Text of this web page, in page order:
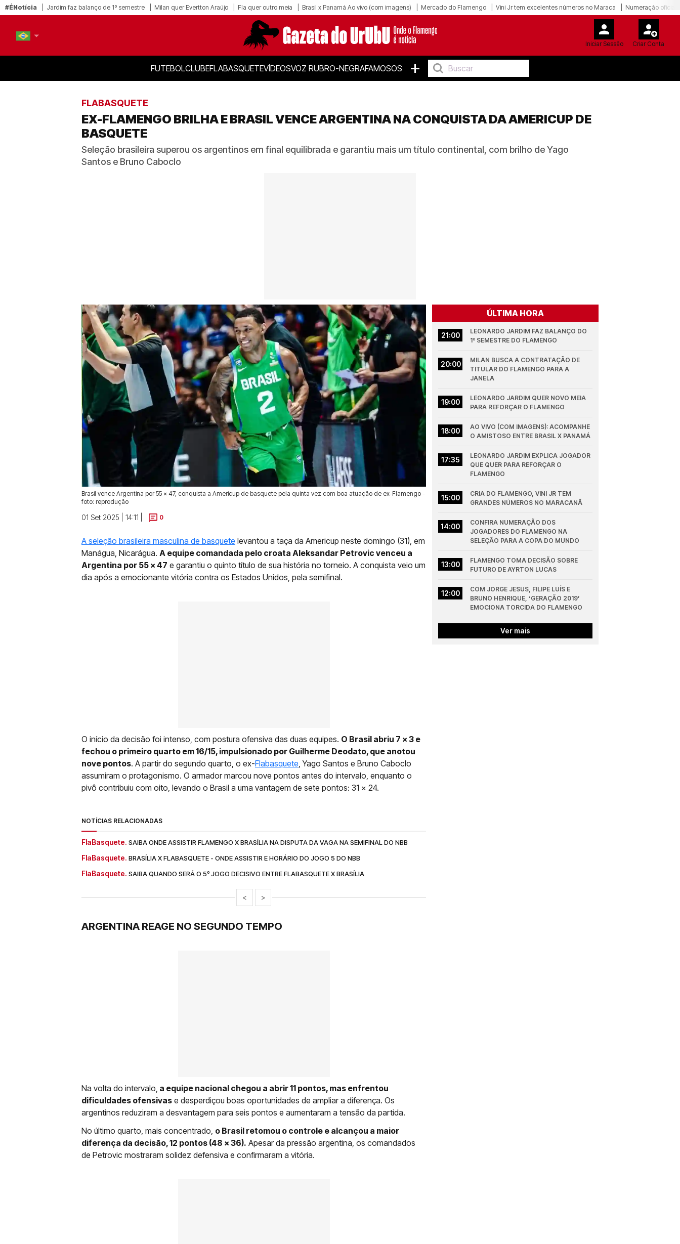
#ÉNotícia Jardim faz balanço de 1º semestre Milan quer Evertton Araújo Fla quer outro meia Brasil x Panamá Ao vivo (com imagens) Mercado do Flamengo Vini Jr tem excelentes números no Maraca Numeração oficial
Iniciar Sessão Criar Conta
FUTEBOLCLUBEFLABASQUETEVÍDEOSVOZ RUBRO-NEGRAFAMOSOS +
FLABASQUETE
EX-FLAMENGO BRILHA E BRASIL VENCE ARGENTINA NA CONQUISTA DA AMERICUP DE
BASQUETE
Seleção brasileira superou os argentinos em final equilibrada e garantiu mais um título continental, com brilho de Yago
Santos e Bruno Caboclo
Brasil vence Argentina por 55 x 47, conquista a Americup de basquete pela quinta vez com boa atuação de ex-Flamengo -
foto: reprodução
01 Set 2025 | 14:11 | 0
A seleção brasileira masculina de basquete levantou a taça da Americup neste domingo (31), em
Manágua, Nicarágua. A equipe comandada pelo croata Aleksandar Petrovic venceu a
Argentina por 55 x 47 e garantiu o quinto título de sua história no torneio. A conquista veio um
dia após a emocionante vitória contra os Estados Unidos, pela semifinal.
O início da decisão foi intenso, com postura ofensiva das duas equipes. O Brasil abriu 7 x 3 e
fechou o primeiro quarto em 16/15, impulsionado por Guilherme Deodato, que anotou
nove pontos. A partir do segundo quarto, o ex-Flabasquete, Yago Santos e Bruno Caboclo
assumiram o protagonismo. O armador marcou nove pontos antes do intervalo, enquanto o
pivô contribuiu com oito, levando o Brasil a uma vantagem de sete pontos: 31 x 24.
NOTÍCIAS RELACIONADAS
FlaBasquete. SAIBA ONDE ASSISTIR FLAMENGO X BRASÍLIA NA DISPUTA DA VAGA NA SEMIFINAL DO NBB
FlaBasquete. BRASÍLIA X FLABASQUETE - ONDE ASSISTIR E HORÁRIO DO JOGO 5 DO NBB
FlaBasquete. SAIBA QUANDO SERÁ O 5º JOGO DECISIVO ENTRE FLABASQUETE X BRASÍLIA
< >
ARGENTINA REAGE NO SEGUNDO TEMPO
Na volta do intervalo, a equipe nacional chegou a abrir 11 pontos, mas enfrentou
dificuldades ofensivas e desperdiçou boas oportunidades de ampliar a diferença. Os
argentinos reduziram a desvantagem para seis pontos e aumentaram a tensão da partida.
No último quarto, mais concentrado, o Brasil retomou o controle e alcançou a maior
diferença da decisão, 12 pontos (48 x 36). Apesar da pressão argentina, os comandados
de Petrovic mostraram solidez defensiva e confirmaram a vitória.
ÚLTIMA HORA
21:00
LEONARDO JARDIM FAZ BALANÇO DO
1º SEMESTRE DO FLAMENGO
20:00
MILAN BUSCA A CONTRATAÇÃO DE
TITULAR DO FLAMENGO PARA A
JANELA
19:00
LEONARDO JARDIM QUER NOVO MEIA
PARA REFORÇAR O FLAMENGO
18:00
AO VIVO (COM IMAGENS): ACOMPANHE
O AMISTOSO ENTRE BRASIL X PANAMÁ
17:35
LEONARDO JARDIM EXPLICA JOGADOR
QUE QUER PARA REFORÇAR O
FLAMENGO
15:00
CRIA DO FLAMENGO, VINI JR TEM
GRANDES NÚMEROS NO MARACANÃ
14:00
CONFIRA NUMERAÇÃO DOS
JOGADORES DO FLAMENGO NA
SELEÇÃO PARA A COPA DO MUNDO
13:00
FLAMENGO TOMA DECISÃO SOBRE
FUTURO DE AYRTON LUCAS
12:00
COM JORGE JESUS, FILIPE LUÍS E
BRUNO HENRIQUE, ‘GERAÇÃO 2019’
EMOCIONA TORCIDA DO FLAMENGO
Ver mais